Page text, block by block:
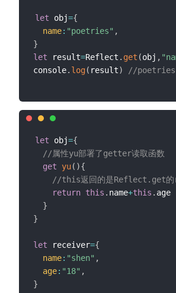
let obj={
name: "poetries" ,
}
let result=Reflect . get (obj ,
console. log( result) //poetries
let obj={
//属性yu部署了getter读取函数
get
yu( ){
//this返回的是Reflect.get的
return this . name+this . age
}
}
let receiver={
name: "shen" ,
age: "18" ,
}